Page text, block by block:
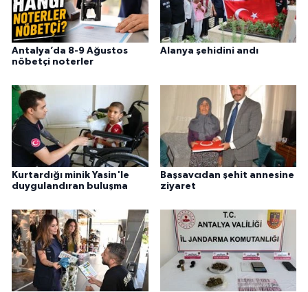
Antalya’da 8-9 Ağustos
nöbetçi noterler
Alanya şehidini andı
Kurtardığı minik Yasin'le
duygulandıran buluşma
Başsavcıdan şehit annesine
ziyaret